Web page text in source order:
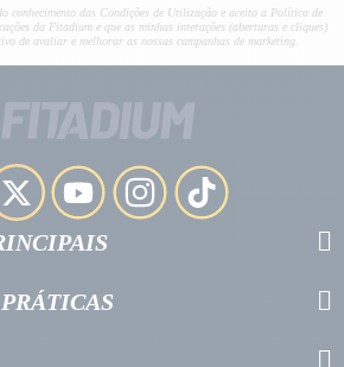
conhecimento das Condições de Utilização e aceito a Política de
da Fitadium e que as minhas interações (aberturas e cliques)
de avaliar e melhorar as nossas campanhas de marketing.